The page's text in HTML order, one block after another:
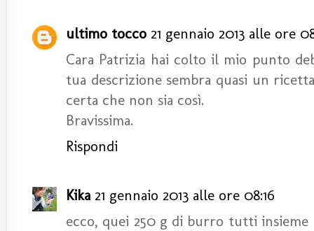
ultimo tocco 21 gennaio 2013 alle ore
Cara Patrizia hai colto il mio punto
tua descrizione sembra quasi un
certa che non sia così.
Bravissima.
Rispondi
Kika 21 gennaio 2013 alle ore 08:16
ecco, quei 250 g di burro tutti